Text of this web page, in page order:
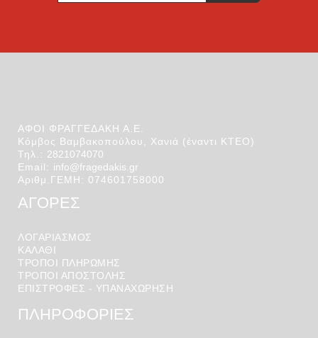
ΑΦΟΙ ΦΡΑΓΓΕΔΑΚΗ Α.Ε.
Κόμβος Βαμβακοπούλου, Χανιά (έναντι ΚΤΕΟ)
Τηλ.: 2821074070
Email: info@fragedakis.gr
Αριθμ.ΓΕΜΗ: 074601758000
ΑΓΟΡΕΣ
ΛΟΓΑΡΙΑΣΜΌΣ
ΚΑΛΆΘΙ
ΤΡΟΠΟΙ ΠΛΗΡΩΜΗΣ
ΤΡΟΠΟΙ ΑΠΟΣΤΟΛΉΣ
ΕΠΙΣΤΡΟΦΕΣ - ΥΠΑΝΑΧΩΡΗΣΗ
ΠΛΗΡΟΦΟΡΙΕΣ